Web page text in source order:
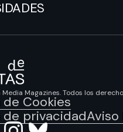
Magazines. Todos los
de Cookies
de privacidadAviso